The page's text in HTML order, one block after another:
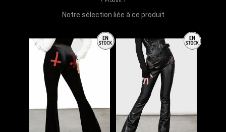
Notre sélection liée à ce produit